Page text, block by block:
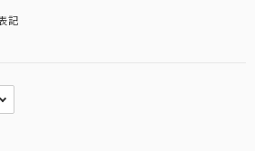
記